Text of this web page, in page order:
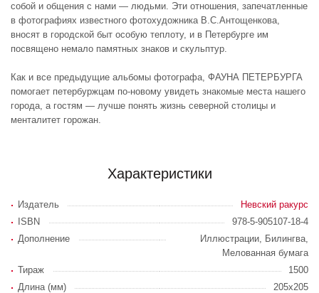
собой и общения с нами — людьми. Эти отношения, запечатленные
в фотографиях известного фотохудожника В.С.Антощенкова,
вносят в городской быт особую теплоту, и в Петербурге им
посвящено немало памятных знаков и скульптур.
Как и все предыдущие альбомы фотографа, ФАУНА ПЕТЕРБУРГА
помогает петербуржцам по-новому увидеть знакомые места нашего
города, а гостям — лучше понять жизнь северной столицы и
менталитет горожан.
Характеристики
Издатель
Невский ракурс
ISBN
978-5-905107-18-4
Дополнение
Иллюстрации, Билингва,
Мелованная бумага
Тираж
1500
Длина (мм)
205x205